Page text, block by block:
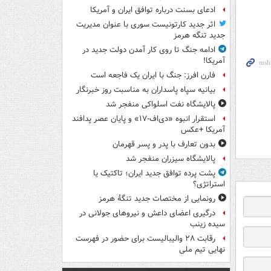
ادعای بسنت درباره توافق ایران و آمریکا
اثر جدید کارتونیست سوری با عنوان مدیریت
جدید تنگه هرمز
ادامه جنگ تا روی کار آمدن دولت جدید در
آمریکا!
فارن افرز: جنگ با ایران یک فاجعه است
بیانیه سپاه پاسداران به مناسبت روز خبرنگار
پالایشگاه نفت اسلواکی منفجر شد
استقرار انبوه «دی‌اف‑۱۷» و پایان عصر پدافند
آمریکا +عکس
بدون تعارف با پدر و پسر قهرمان
پالایشگاه سیزران منفجر شد
پشت پرده توافق جدید ایران؛ تاکتیک یا
استراتژی؟
رونمایی از مختصات جدید تنگۀ هرمز
درگیری اعضای داعش و نیروهای جولانی در
سیده زینب
رقابت ۲۸ والیبالیست برای حضور در فهرست
نهایی تیم ملی